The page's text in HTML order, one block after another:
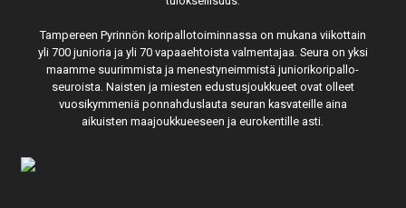
Tampereen Pyrinnön kori­pallo­toimin­nassa on mukana viikottain
yli 700 junioria ja yli 70 vapaa­ehtoista valmen­tajaa. Seura on yksi
maamme suurim­mista ja menes­tyneim­mistä juni­ori­kori­pallo­
seuroista. Naisten ja miesten edustus­joukkueet ovat olleet
vuosi­kymmeniä ponnahdus­lauta seuran kasvateille aina
aikuisten maa­joukkueeseen ja euro­kentille asti.